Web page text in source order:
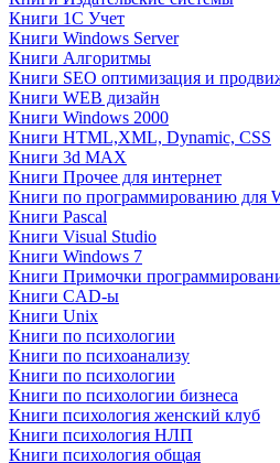
Книги 1C Учет
Книги Windows Server
Книги Алгоритмы
Книги SEO оптимизация и
Книги WEB дизайн
Книги Windows 2000
Книги HTML,XML, Dynamic, CSS
Книги 3d MAX
Книги Прочее для интернет
Книги по программированию для
Книги Pascal
Книги Visual Studio
Книги Windows 7
Книги Примочки
Книги CAD-ы
Книги Unix
Книги по психологии
Книги по психоанализу
Книги по психологии
Книги по психологии бизнеса
Книги психология женский клуб
Книги психология НЛП
Книги психология общая